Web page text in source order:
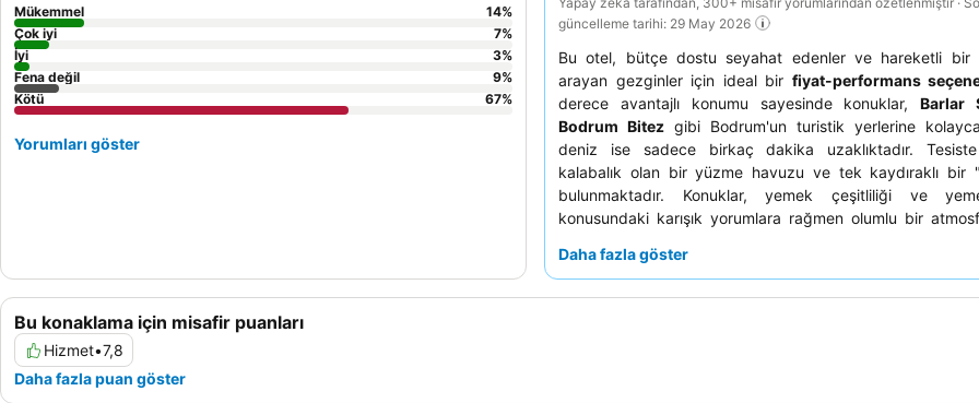
güncelleme tarihi: 29 May 2026
Bu otel, bütçe dostu seyahat edenler ve hareketli bir
arayan gezginler için ideal bir fiyat-performans
derece avantajlı konumu sayesinde konuklar,Barlar
Bodrum Bitez gibi Bodrum'un turistik yerlerine
deniz ise sadece birkaç dakika uzaklıktadır.
kalabalık olan bir yüzme havuzu ve tek kaydıraklı bir
bulunmaktadır. Konuklar, yemek çeşitliliği ve
konusundaki karışık yorumlara rağmen olumlu bir
yardımseverliğini
Daha fazla göster
Bu konaklama için misafir puanları
Hizmet•7,8
Daha fazla puan göster
Mükemmel 14%
Çok iyi
7%
İyi
3%
Fena değil
9%
Kötü
67%
Yorumları göster